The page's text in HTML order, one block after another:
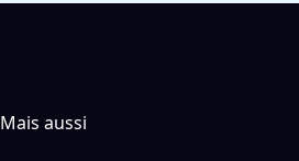
Mais aussi